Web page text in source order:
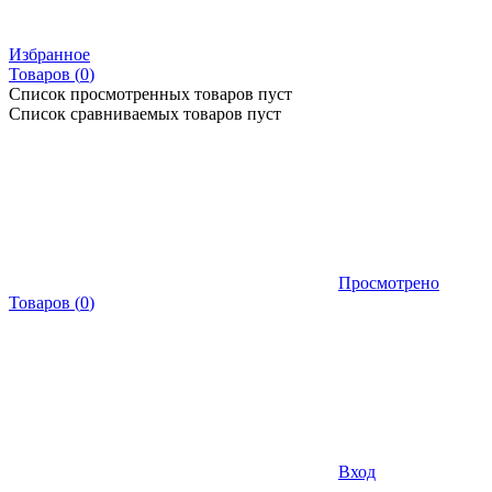
Избранное
Товаров (0)
Список просмотренных товаров пуст
Список сравниваемых товаров пуст
Просмотрено
Товаров (0)
Вход